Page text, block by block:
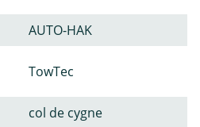
AUTO-HAK
TowTec
col de cygne